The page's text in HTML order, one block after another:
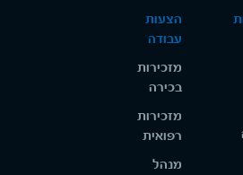
הצעות
עבודה
מזכירות
בכירה
מזכירות
רפואית
מנהל